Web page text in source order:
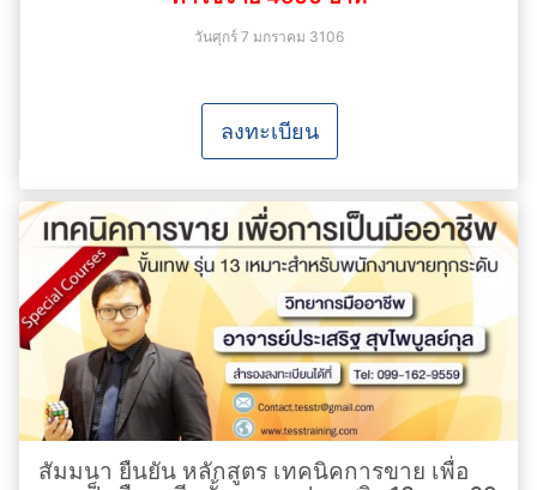
วันศุกร์ 7 มกราคม 3106
ลงทะเบียน
สัมมนา ยืนยัน หลักสูตร เทคนิคการขาย เพื่อ